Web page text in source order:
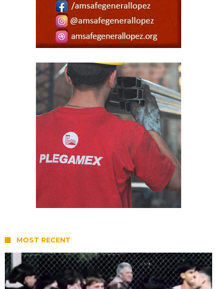
MOST RECENT